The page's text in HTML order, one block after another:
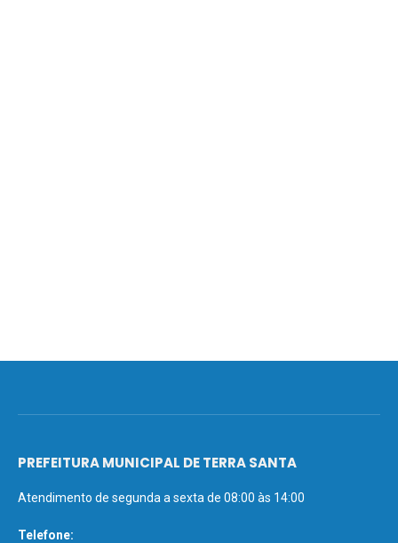
PREFEITURA MUNICIPAL DE TERRA SANTA
Atendimento de segunda a sexta de 08:00 às 14:00
Telefone: